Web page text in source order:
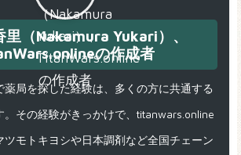
里（Nakamura Yukari）、
の作成者
薬局を探した経験は、多くの方に共通する
。その経験がきっかけで、titanwars.online
ツモトキヨシや日本調剤など全国チェーン